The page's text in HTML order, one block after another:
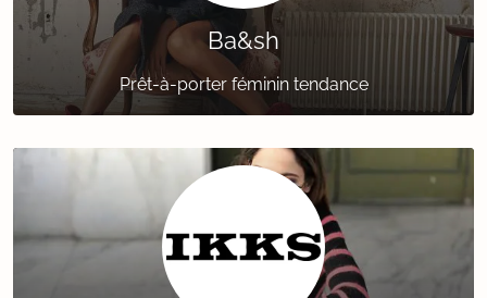
Ba&sh
Prêt-à-porter féminin tendance